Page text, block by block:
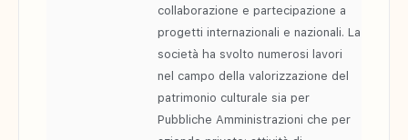
collaborazione e partecipazione a
progetti internazionali e nazionali. La
società ha svolto numerosi lavori
nel campo della valorizzazione del
patrimonio culturale sia per
Pubbliche Amministrazioni che per